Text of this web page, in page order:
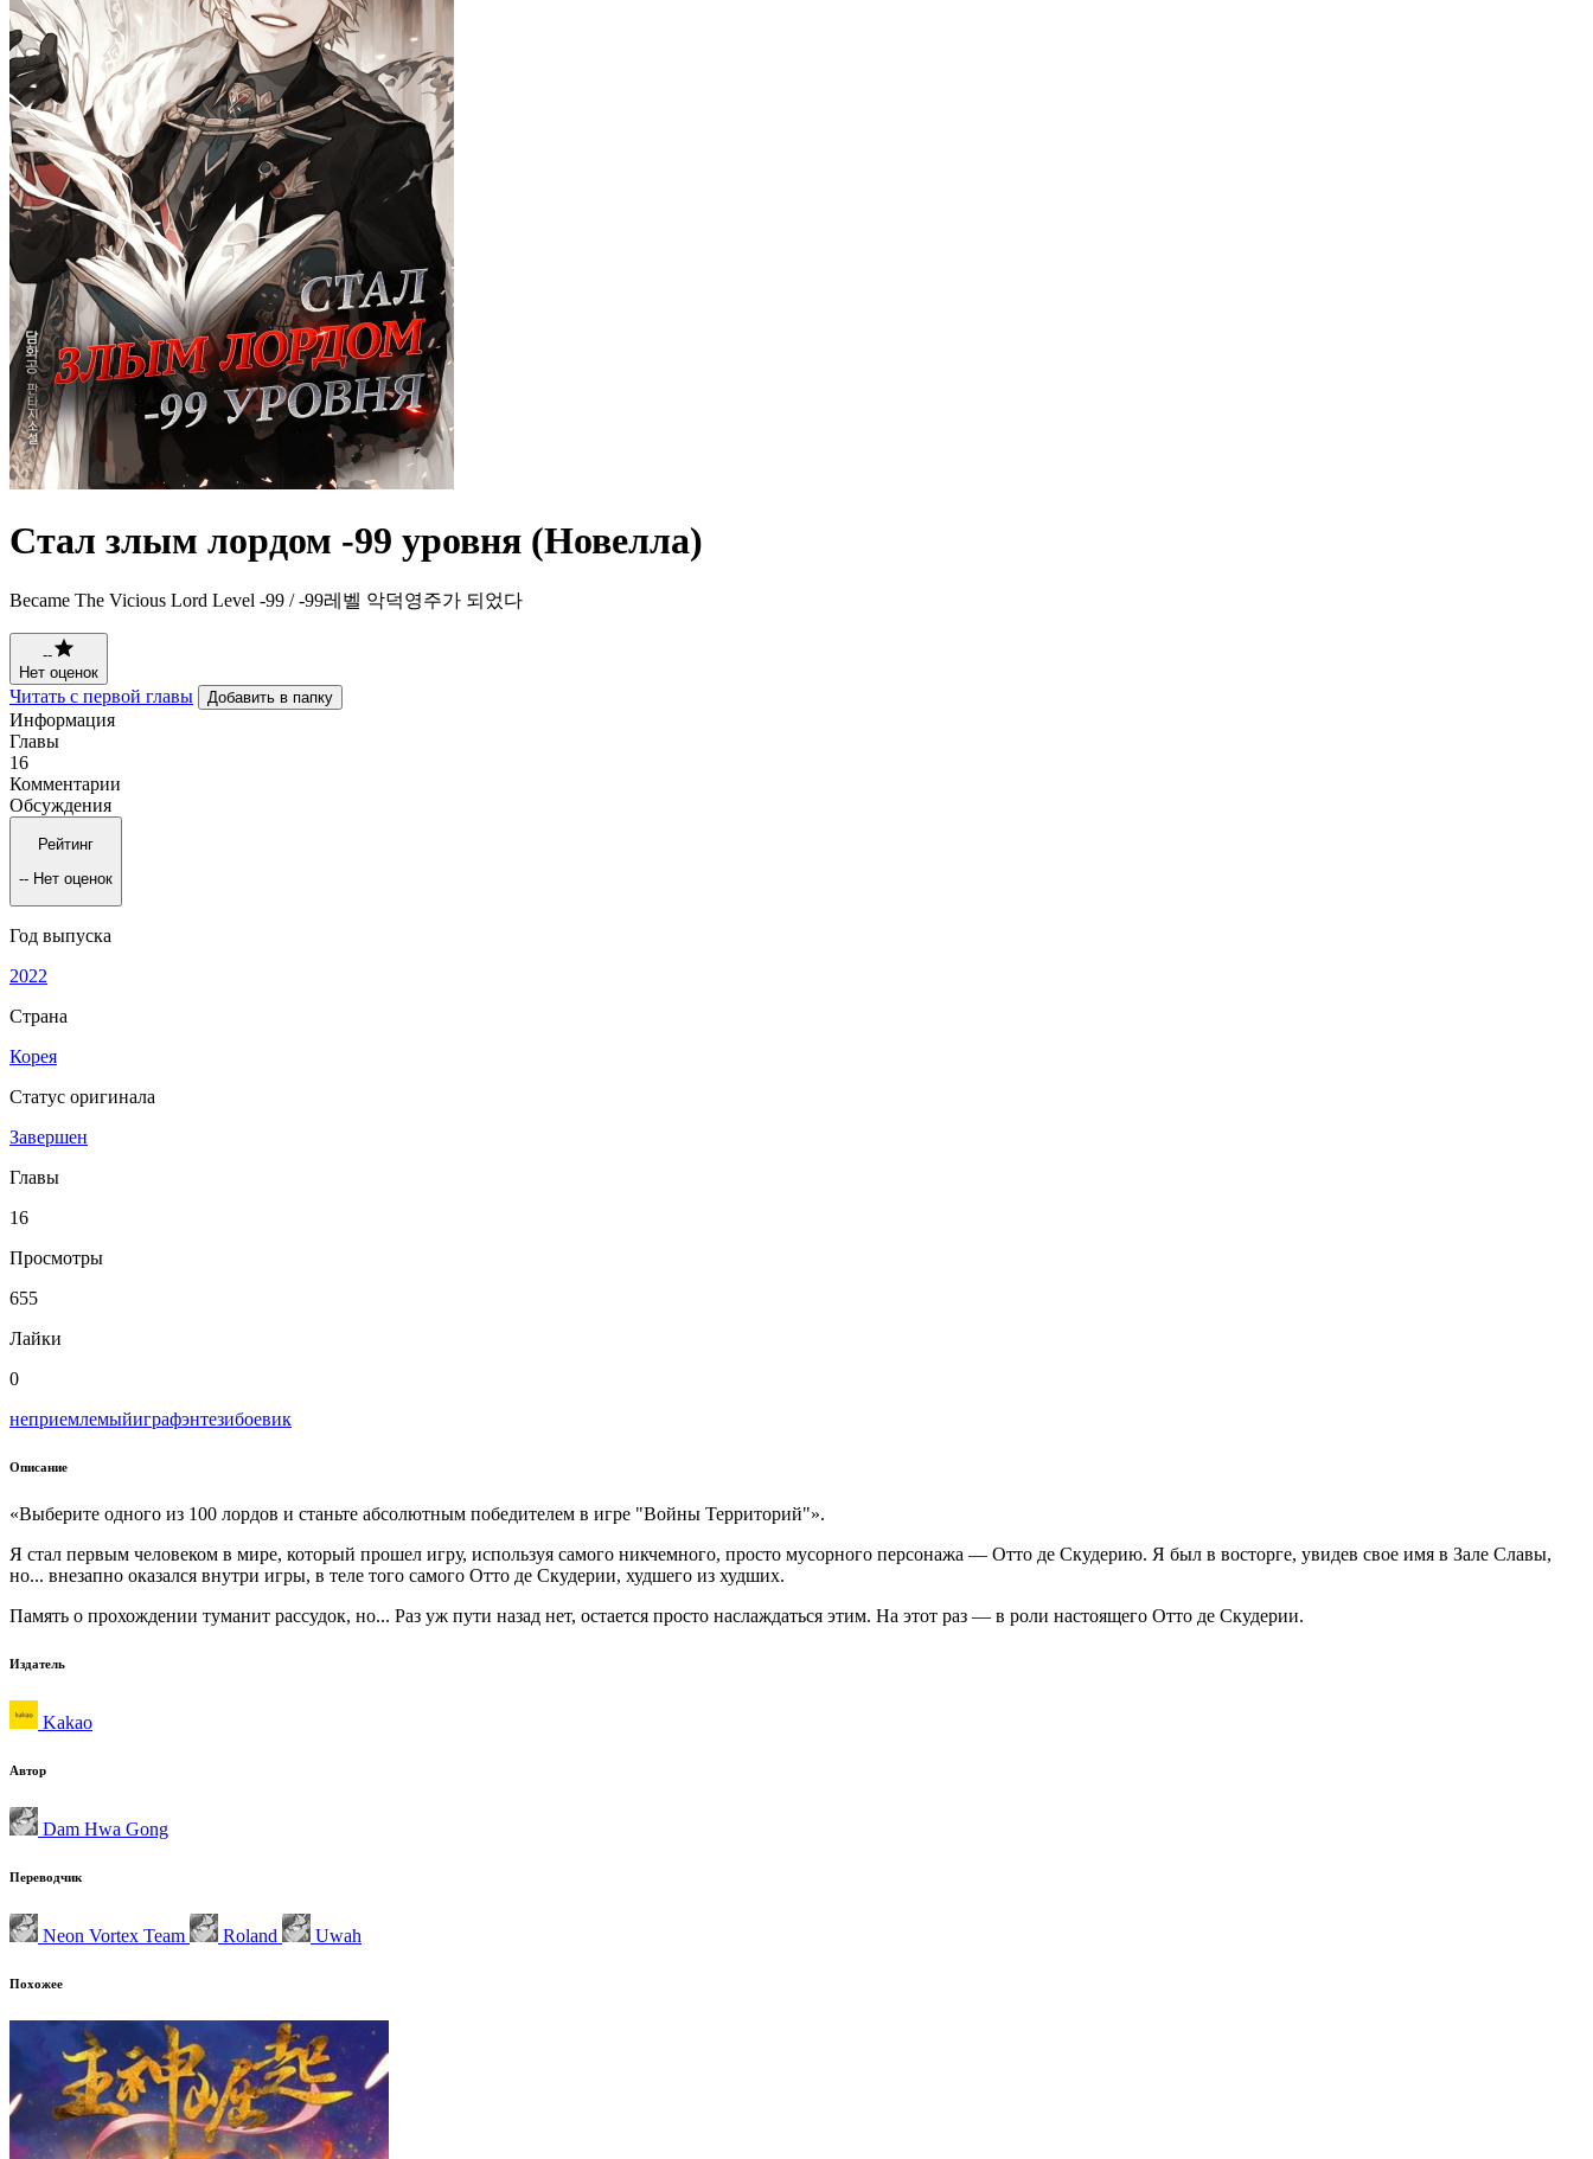
Стал злым лордом -99 уровня (Новелла)
Became The Vicious Lord Level -99 / -99레벨 악덕영주가 되었다
--
Нет оценок
Читать с первой главы Добавить в папку
Информация
Главы
16
Комментарии
Обсуждения
Рейтинг
-- Нет оценок
Год выпуска
2022
Страна
Корея
Статус оригинала
Завершен
Главы
16
Просмотры
655
Лайки
0
неприемлемыйиграфэнтезибоевик
Описание
«Выберите одного из 100 лордов и станьте абсолютным победителем в игре "Войны Территорий"».
Я стал первым человеком в мире, который прошел игру, используя самого никчемного, просто мусорного персонажа — Отто де Скудерию. Я был в восторге, увидев свое имя в Зале Славы,
но... внезапно оказался внутри игры, в теле того самого Отто де Скудерии, худшего из худших.
Память о прохождении туманит рассудок, но... Раз уж пути назад нет, остается просто наслаждаться этим. На этот раз — в роли настоящего Отто де Скудерии.
Издатель
Kakao
Автор
Dam Hwa Gong
Переводчик
Neon Vortex Team Roland Uwah
Похожее